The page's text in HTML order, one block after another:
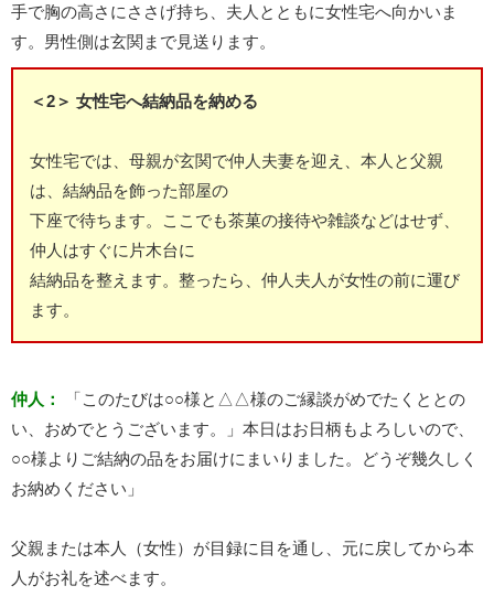
手で胸の高さにささげ持ち、夫人とともに女性宅へ向かいま
す。男性側は玄関まで見送ります。
＜2＞ 女性宅へ結納品を納める
女性宅では、母親が玄関で仲人夫妻を迎え、本人と父親
は、結納品を飾った部屋の
下座で待ちます。ここでも茶菓の接待や雑談などはせず、
仲人はすぐに片木台に
結納品を整えます。整ったら、仲人夫人が女性の前に運び
ます。
仲人：
「このたびは○○様と△△様のご縁談がめでたくととの
い、おめでとうございます。」本日はお日柄もよろしいので、
○○様よりご結納の品をお届けにまいりました。どうぞ幾久しく
お納めください」
父親または本人（女性）が目録に目を通し、元に戻してから本
人がお礼を述べます。